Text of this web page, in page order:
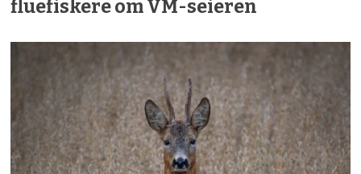
fluefiskere om VM-seieren